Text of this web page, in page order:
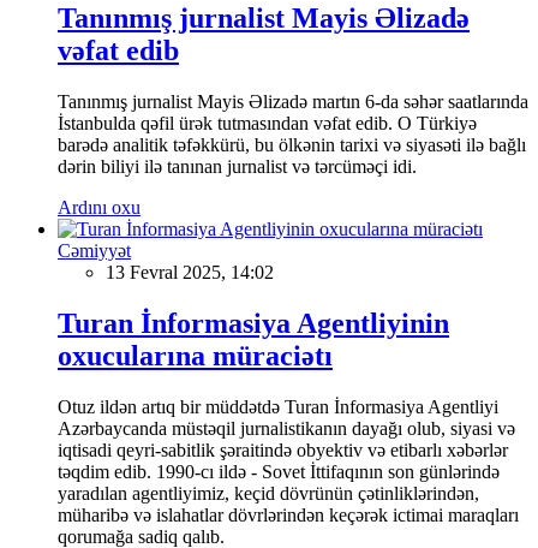
Tanınmış jurnalist Mayis Əlizadə
vəfat edib
Tanınmış jurnalist Mayis Əlizadə martın 6-da səhər saatlarında
İstanbulda qəfil ürək tutmasından vəfat edib. O Türkiyə
barədə analitik təfəkkürü, bu ölkənin tarixi və siyasəti ilə bağlı
dərin biliyi ilə tanınan jurnalist və tərcüməçi idi.
Ardını oxu
Cəmiyyət
13 Fevral 2025, 14:02
Turan İnformasiya Agentliyinin
oxucularına müraciətı
Otuz ildən artıq bir müddətdə Turan İnformasiya Agentliyi
Azərbaycanda müstəqil jurnalistikanın dayağı olub, siyasi və
iqtisadi qeyri-sabitlik şəraitində obyektiv və etibarlı xəbərlər
təqdim edib. 1990-cı ildə - Sovet İttifaqının son günlərində
yaradılan agentliyimiz, keçid dövrünün çətinliklərindən,
müharibə və islahatlar dövrlərindən keçərək ictimai maraqları
qorumağa sadiq qalıb.